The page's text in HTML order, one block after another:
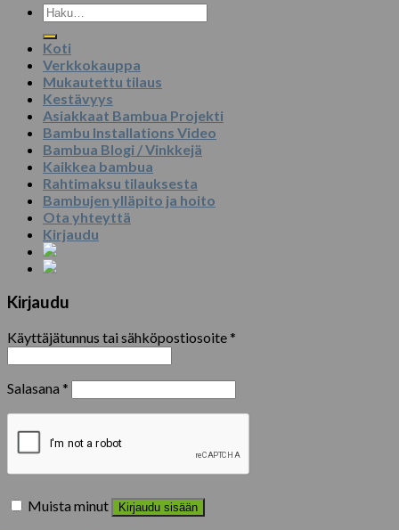
Etsi:
Koti
Verkkokauppa
Mukautettu tilaus
Kestävyys
Asiakkaat Bambua Projekti
Bambu Installations Video
Bambua Blogi / Vinkkejä
Kaikkea bambua
Rahtimaksu tilauksesta
Bambujen ylläpito ja hoito
Ota yhteyttä
Kirjaudu
Kirjaudu
Käyttäjätunnus tai sähköpostiosoite*
Salasana *
Muista minut Kirjaudu sisään